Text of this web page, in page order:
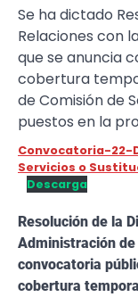
Se ha dictado
Relaciones con
que se anuncia
cobertura
de Comisión de
puestos en la
Convocatoria-22-
Servicios o
Descarga
Resolución de la
Administración
convocatoria
cobertura